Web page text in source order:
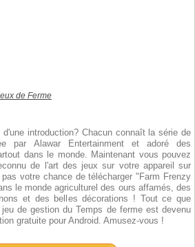
de Ferme
introduction? Chacun connaît la série de
par Alawar Entertainment et adoré des
dans le monde. Maintenant vous pouvez
de l'art des jeux sur votre appareil sur
votre chance de télécharger "Farm Frenzy
le monde agriculturel des ours affamés, des
et des belles décorations ! Tout ce que
de gestion du Temps de ferme est devenu
gratuite pour Android. Amusez-vous !